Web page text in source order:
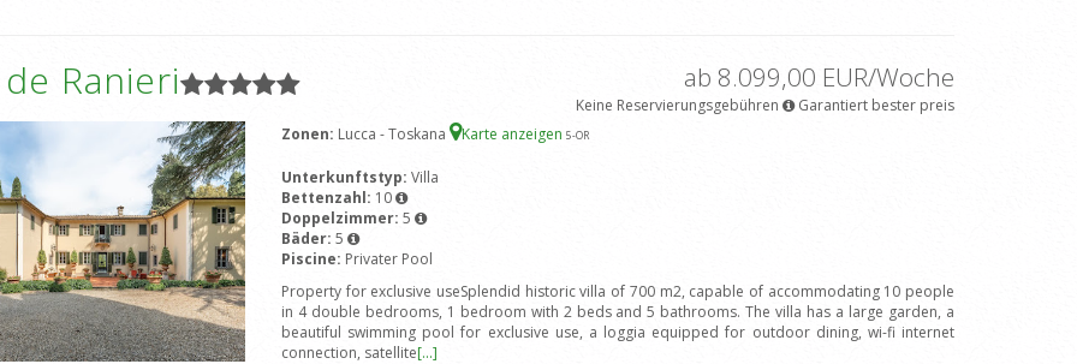
Ranieri ab 8.099,00 EUR/Woche
Keine Reservierungsgebühren
Garantiert bester preis
Zonen: Lucca - Toskana Karte anzeigen 5-OR
Unterkunftstyp: Villa
Bettenzahl: 10
Doppelzimmer: 5
Bäder: 5
Piscine: Privater Pool
Property for exclusive useSplendid historic villa of 700 m2, capable of accommodating 10 people
in 4 double bedrooms, 1 bedroom with 2 beds and 5 bathrooms. The villa has a large garden, a
beautiful swimming pool for exclusive use, a loggia equipped for outdoor dining, wi-fi internet
connection, satellite[...]